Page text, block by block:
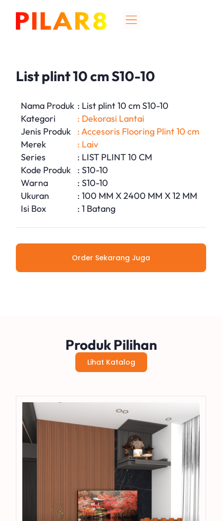
List plint 10 cm S10-10
Nama Produk : List plint 10 cm S10-10
Kategori
: Dekorasi Lantai
Jenis Produk
: Accesoris Flooring Plint 10 cm
Merek
: Laiv
Series
: LIST PLINT 10 CM
Kode Produk
: S10-10
Warna
: S10-10
Ukuran
: 100 MM X 2400 MM X 12 MM
Isi Box
: 1 Batang
Order Sekarang Juga
Produk Pilihan
Lihat Katalog